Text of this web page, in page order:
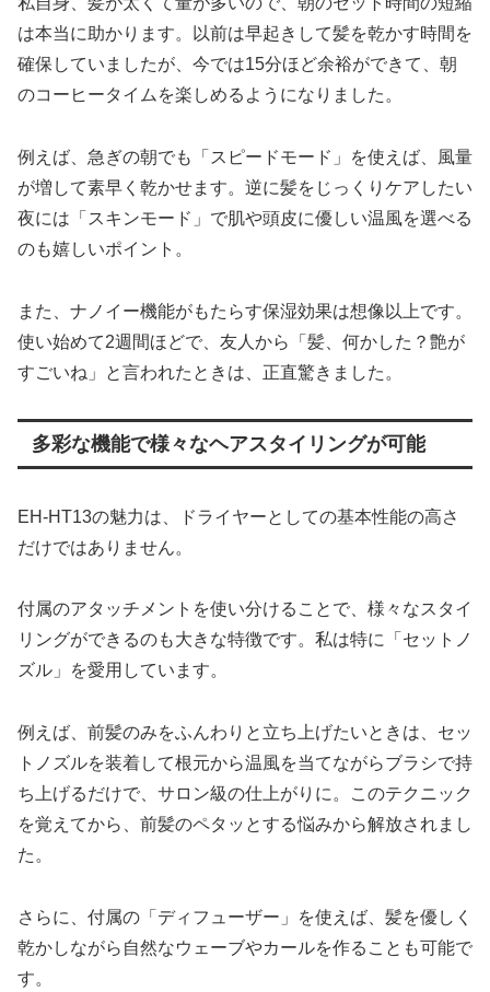
は本当に助かります。以前は早起きして髪を乾かす時間を
確保していましたが、今では15分ほど余裕ができて、朝
のコーヒータイムを楽しめるようになりました。
例えば、急ぎの朝でも「スピードモード」を使えば、風量
が増して素早く乾かせます。逆に髪をじっくりケアしたい
夜には「スキンモード」で肌や頭皮に優しい温風を選べる
のも嬉しいポイント。
また、ナノイー機能がもたらす保湿効果は想像以上です。
使い始めて2週間ほどで、友人から「髪、何かした？艶が
すごいね」と言われたときは、正直驚きました。
多彩な機能で様々なヘアスタイリングが可能
EH-HT13の魅力は、ドライヤーとしての基本性能の高さ
だけではありません。
付属のアタッチメントを使い分けることで、様々なスタイ
リングができるのも大きな特徴です。私は特に「セットノ
ズル」を愛用しています。
例えば、前髪のみをふんわりと立ち上げたいときは、セッ
トノズルを装着して根元から温風を当てながらブラシで持
ち上げるだけで、サロン級の仕上がりに。このテクニック
を覚えてから、前髪のペタッとする悩みから解放されまし
た。
さらに、付属の「ディフューザー」を使えば、髪を優しく
乾かしながら自然なウェーブやカールを作ることも可能で
す。